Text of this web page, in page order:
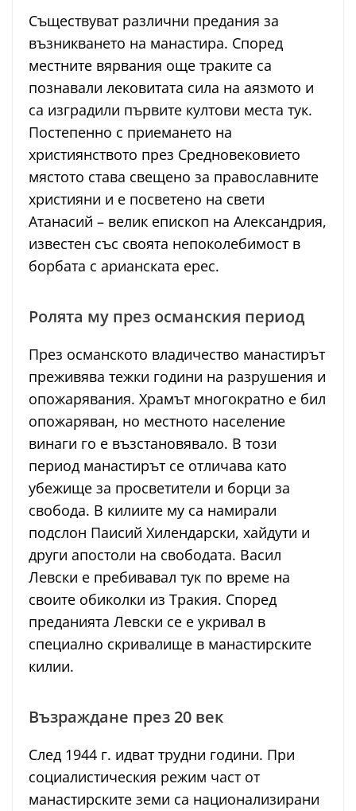
Съществуват различни предания за
възникването на манастира. Според
местните вярвания още траките са
познавали лековитата сила на аязмото и
са изградили първите култови места тук.
Постепенно с приемането на
християнството през Средновековието
мястото става свещено за православните
християни и е посветено на свети
Атанасий – велик епископ на Александрия,
известен със своята непоколебимост в
борбата с арианската ерес.
Ролята му през османския период
През османското владичество манастирът
преживява тежки години на разрушения и
опожарявания. Храмът многократно е бил
опожаряван, но местното население
винаги го е възстановявало. В този
период манастирът се отличава като
убежище за просветители и борци за
свобода. В килиите му са намирали
подслон Паисий Хилендарски, хайдути и
други апостоли на свободата. Васил
Левски е пребивавал тук по време на
своите обиколки из Тракия. Според
преданията Левски се е укривал в
специално скривалище в манастирските
килии.
Възраждане през 20 век
След 1944 г. идват трудни години. При
социалистическия режим част от
манастирските земи са национализирани